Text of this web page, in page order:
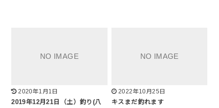
2020年1月1日
2019年12月21日（土）釣り(八
2022年10月25日
キスまだ釣れます